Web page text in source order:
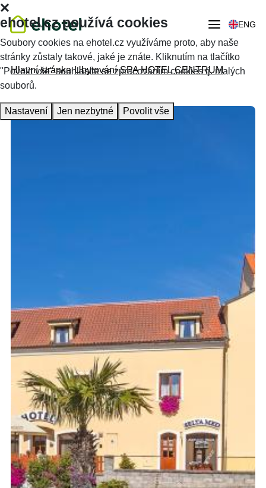
ENG
Hlavní stránka Ubytování SPA HOTEL CENTRUM
ehotel.cz používá cookies
Soubory cookies na ehotel.cz využíváme proto, aby naše
stránky zůstaly takové, jaké je znáte. Kliknutím na tlačítko
"Povolit vše" souhlasíte se zpracováním cookies tj. malých
souborů.
Nastavení Jen nezbytné Povolit vše